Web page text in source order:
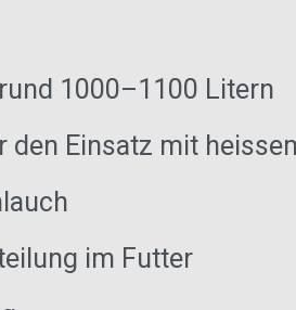
1000–1100 Litern
Einsatz mit
im Futter